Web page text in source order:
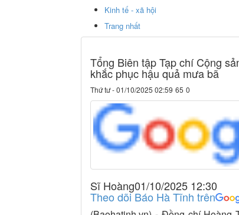
Kinh tế - xã hội
Trang nhất
Tổng Biên tập Tạp chí Cộng
khắc phục hậu quả mưa bã
Thứ tư - 01/10/2025 02:59 65 0
Sĩ Hoàng01/10/2025 12:30
Theo dõi Báo Hà Tĩnh trên